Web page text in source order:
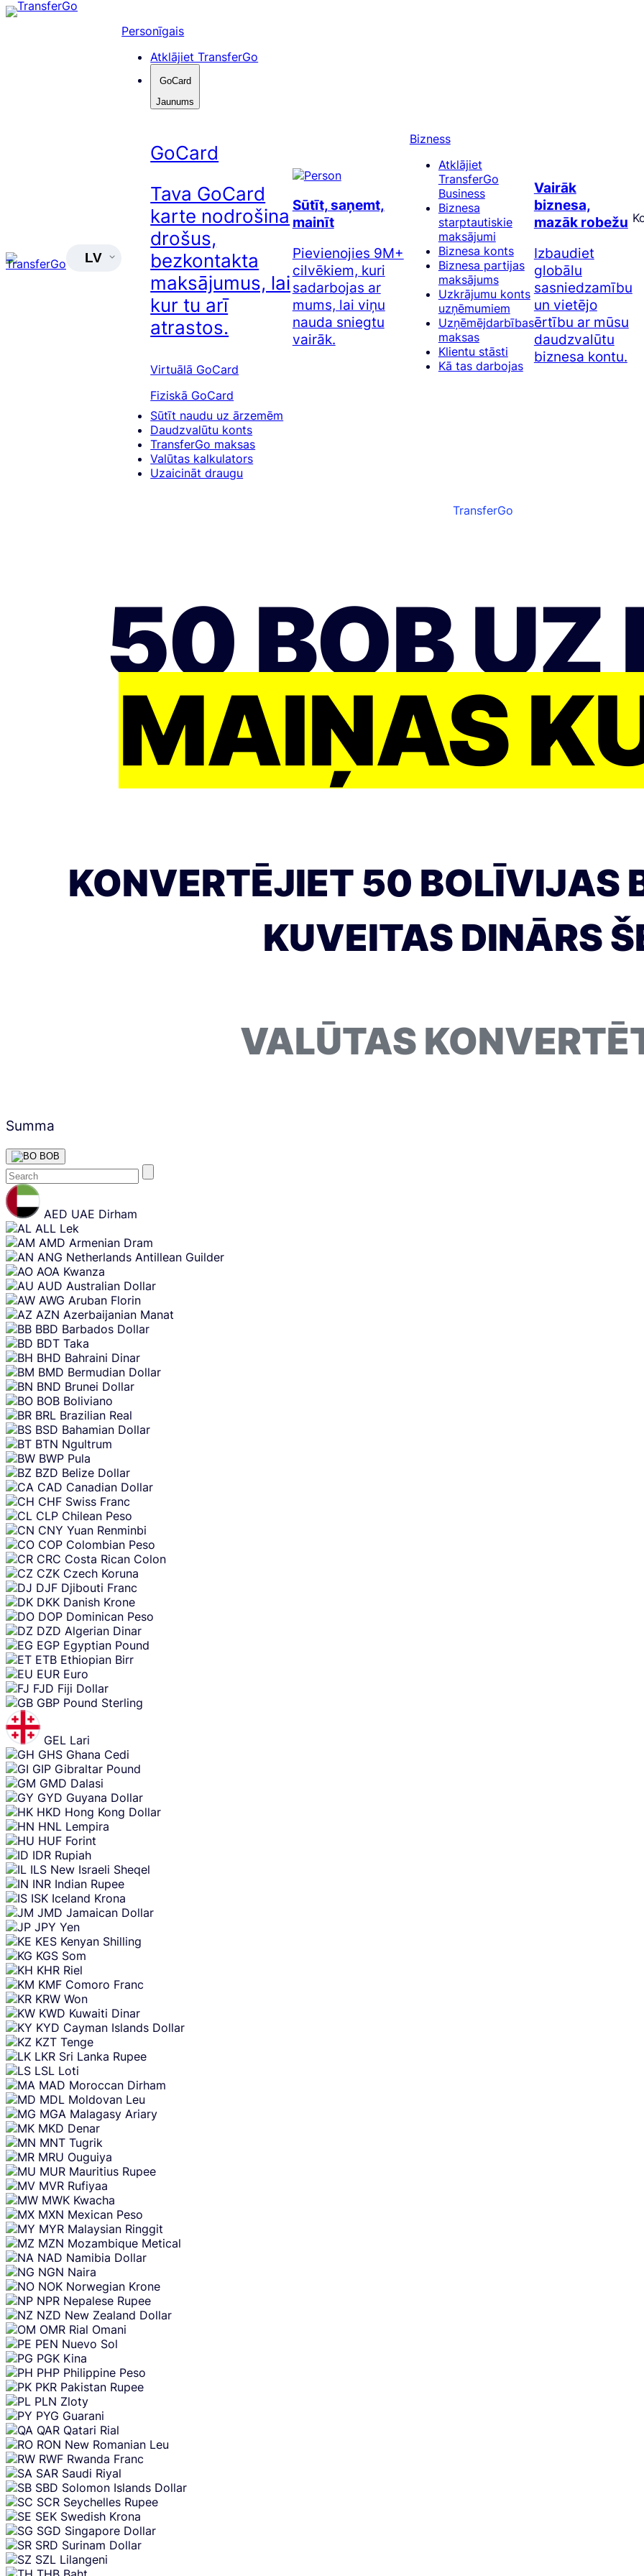
Pāriet
LV
Personīgais
Atklājiet TransferGo
GoCard
Jaunums
GoCard
Tava GoCard
karte nodrošina
drošus,
bezkontakta
maksājumus, lai
kur tu arī
atrastos.
Virtuālā GoCard
Fiziskā GoCard
Sūtīt naudu uz ārzemēm
Daudzvalūtu konts
TransferGo maksas
Valūtas kalkulators
Uzaicināt draugu
Sūtīt, saņemt,
mainīt
Pievienojies 9M+
cilvēkiem, kuri
sadarbojas ar
mums, lai viņu
nauda sniegtu
vairāk.
Bizness
Atklājiet
TransferGo
Business
Biznesa
starptautiskie
maksājumi
Biznesa konts
Biznesa partijas
maksājums
Uzkrājumu konts
uzņēmumiem
Uzņēmējdarbības
maksas
Klientu stāsti
Kā tas darbojas
Vairāk
biznesa,
mazāk robežu
Izbaudiet
globālu
sasniedzamību
un vietējo
ērtību ar mūsu
daudzvalūtu
biznesa kontu.
TransferGo
50 BOB UZ
MAIŅAS
KONVERTĒJIET 50 BOLĪVIJAS
KUVEITAS DINĀRS
VALŪTAS
Summa
BOB
Skip
content
AED UAE Dirham
ALL Lek
AMD Armenian Dram
ANG Netherlands Antillean Guilder
AOA Kwanza
AUD Australian Dollar
AWG Aruban Florin
AZN Azerbaijanian Manat
BBD Barbados Dollar
BDT Taka
BHD Bahraini Dinar
BMD Bermudian Dollar
BND Brunei Dollar
BOB Boliviano
BRL Brazilian Real
BSD Bahamian Dollar
BTN Ngultrum
BWP Pula
BZD Belize Dollar
CAD Canadian Dollar
CHF Swiss Franc
CLP Chilean Peso
CNY Yuan Renminbi
COP Colombian Peso
CRC Costa Rican Colon
CZK Czech Koruna
DJF Djibouti Franc
DKK Danish Krone
DOP Dominican Peso
DZD Algerian Dinar
EGP Egyptian Pound
ETB Ethiopian Birr
EUR Euro
FJD Fiji Dollar
GBP Pound Sterling
GEL Lari
GHS Ghana Cedi
GIP Gibraltar Pound
GMD Dalasi
GYD Guyana Dollar
HKD Hong Kong Dollar
HNL Lempira
HUF Forint
IDR Rupiah
ILS New Israeli Sheqel
INR Indian Rupee
ISK Iceland Krona
JMD Jamaican Dollar
JPY Yen
KES Kenyan Shilling
KGS Som
KHR Riel
KMF Comoro Franc
KRW Won
KWD Kuwaiti Dinar
KYD Cayman Islands Dollar
KZT Tenge
LKR Sri Lanka Rupee
LSL Loti
MAD Moroccan Dirham
MDL Moldovan Leu
MGA Malagasy Ariary
MKD Denar
MNT Tugrik
MRU Ouguiya
MUR Mauritius Rupee
MVR Rufiyaa
MWK Kwacha
MXN Mexican Peso
MYR Malaysian Ringgit
MZN Mozambique Metical
NAD Namibia Dollar
NGN Naira
NOK Norwegian Krone
NPR Nepalese Rupee
NZD New Zealand Dollar
OMR Rial Omani
PEN Nuevo Sol
PGK Kina
PHP Philippine Peso
PKR Pakistan Rupee
PLN Zloty
PYG Guarani
QAR Qatari Rial
RON New Romanian Leu
RWF Rwanda Franc
SAR Saudi Riyal
SBD Solomon Islands Dollar
SCR Seychelles Rupee
SEK Swedish Krona
SGD Singapore Dollar
SRD Surinam Dollar
SZL Lilangeni